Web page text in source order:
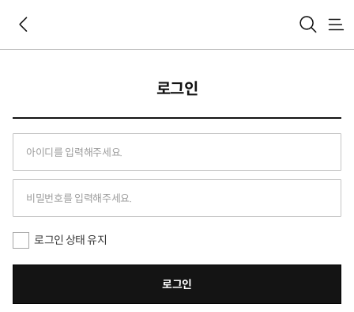
메
로그인
로그인 상태 유지
로그인